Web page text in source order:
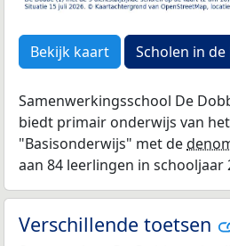
Bekijk kaart Scholen in
Samenwerkingsschool De
biedt primair onderwijs van
"Basisonderwijs" met de
aan 84 leerlingen in schooljaar
Verschillende toetsen